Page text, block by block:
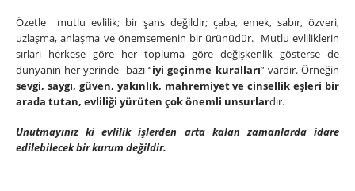
Özetle mutlu evlilik; bir şans değildir; çaba, emek, sabır, özveri,
uzlaşma, anlaşma ve önemsemenin bir ürünüdür. Mutlu evliliklerin
sırları herkese göre her topluma göre değişkenlik gösterse de
dünyanın her yerinde bazı “iyi geçinme kuralları” vardır. Örneğin
sevgi, saygı, güven, yakınlık, mahremiyet ve cinsellik eşleri bir
arada tutan, evliliği yürüten çok önemli unsurlardır.
Unutmayınız ki evlilik işlerden arta kalan zamanlarda idare
edilebilecek bir kurum değildir.